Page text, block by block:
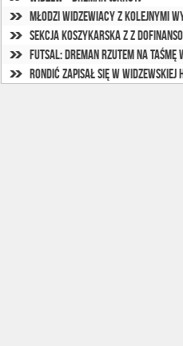
Młodzi widzewiacy z kolejnymi
Futsal: Dreman rzutem na taśmę
Rondić zapisał się w